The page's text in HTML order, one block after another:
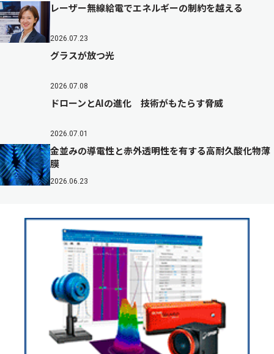
レーザー無線給電でエネルギーの制約を越える
2026.07.23
グラスが放つ光
2026.07.08
ドローンとAIの進化 技術がもたらす脅威
2026.07.01
金並みの導電性と赤外透明性を有する高耐久酸化物薄
膜
2026.06.23